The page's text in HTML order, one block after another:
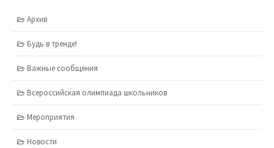
Архив
Будь в тренде!
Важные сообщения
Всероссийская олимпиада школьников
Мероприятия
Новости